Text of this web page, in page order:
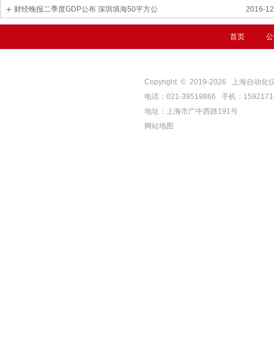
2016-
财经晚报二季度GDP公布 深圳填海50平方公
首页
Copyright © 2019-2026
上海自动化
电话：021-39519866 手机：
地址：上海市广中西路191号
网站地图